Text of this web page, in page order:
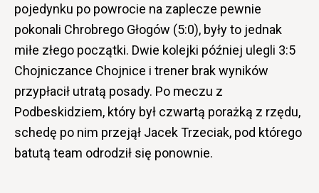
pojedynku po powrocie na zaplecze pewnie
pokonali Chrobrego Głogów (5:0), były to jednak
miłe złego początki. Dwie kolejki później ulegli 3:5
Chojniczance Chojnice i trener brak wyników
przypłacił utratą posady. Po meczu z
Podbeskidziem, który był czwartą porażką z rzędu,
schedę po nim przejął Jacek Trzeciak, pod którego
batutą team odrodził się ponownie.